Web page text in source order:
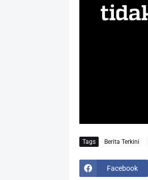
Tags Berita Terkini
Facebook